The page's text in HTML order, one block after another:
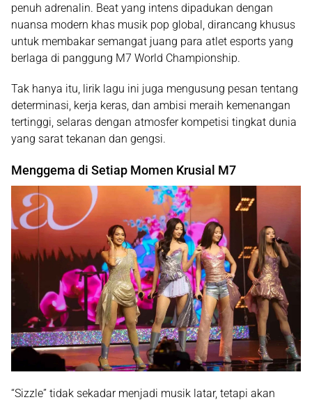
penuh adrenalin. Beat yang intens dipadukan dengan
nuansa modern khas musik pop global, dirancang khusus
untuk membakar semangat juang para atlet esports yang
berlaga di panggung M7 World Championship.
Tak hanya itu, lirik lagu ini juga mengusung pesan tentang
determinasi, kerja keras, dan ambisi meraih kemenangan
tertinggi , selaras dengan atmosfer kompetisi tingkat dunia
yang sarat tekanan dan gengsi.
Menggema di Setiap Momen Krusial M7
“Sizzle” tidak sekadar menjadi musik latar, tetapi akan